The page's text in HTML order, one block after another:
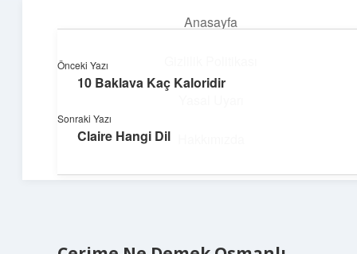
Anasayfa
Dijital Dünya Günlüğü
Önceki Yazı
10 Baklava Kaç Kaloridir
Sonraki Yazı
Claire Hangi Dil